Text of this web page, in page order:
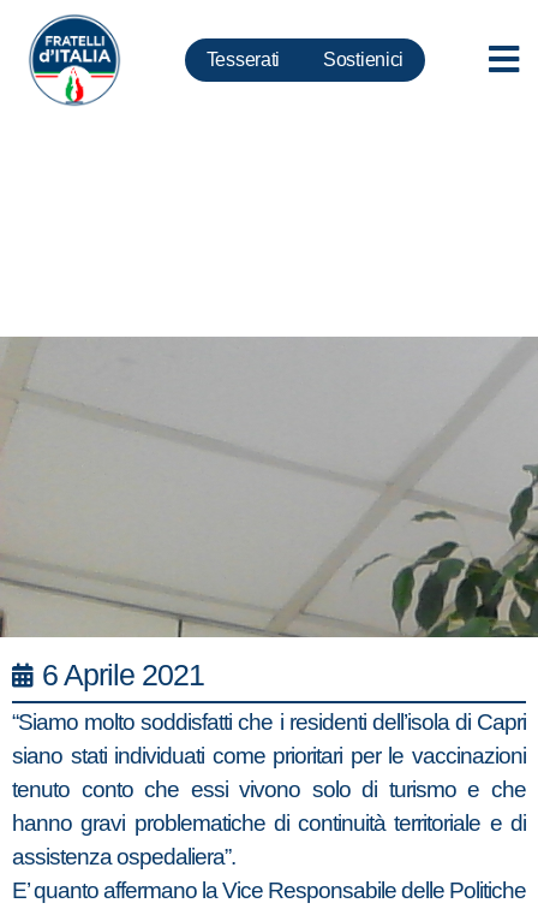
Tesserati Sostienici
6 Aprile 2021
“Siamo molto soddisfatti che i residenti dell’isola di Capri
siano stati individuati come prioritari per le vaccinazioni
tenuto conto che essi vivono solo di turismo e che
hanno gravi problematiche di continuità territoriale e di
assistenza ospedaliera”.
E’ quanto affermano la Vice Responsabile delle Politiche